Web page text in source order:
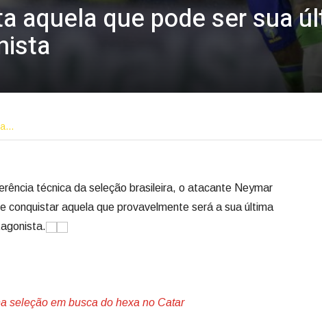
aquela que pode ser sua
técnica da seleção brasileira, o atacante Neymar
conquistar aquela que provavelmente será a sua última
seleção em busca do hexa no Catar